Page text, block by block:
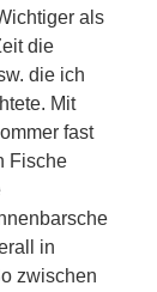
als
die
die ich
Mit
fast
Fische
in
zwischen